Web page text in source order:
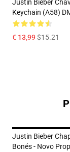
Justin Bieber
Keychain (A58)
€ 13,99$15.21
Justin Bieber
Bonés - Novo